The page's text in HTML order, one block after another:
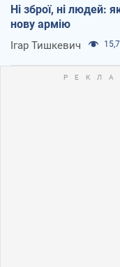
Ні зброї, ні людей:
нову армію
Ігар Тишкевич